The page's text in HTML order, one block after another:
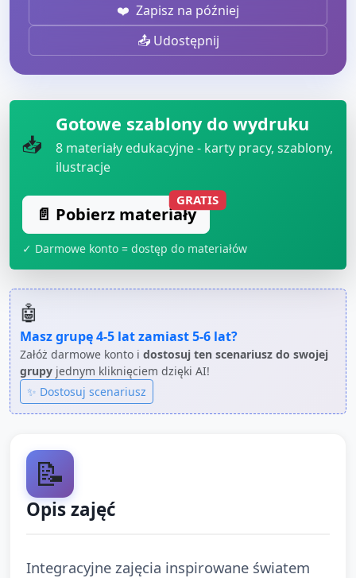
❤️ Zapisz na później
📤 Udostępnij
📥
Gotowe szablony do wydruku
8 materiały edukacyjne - karty pracy, szablony,
ilustracje
📄 Pobierz materiały
GRATIS
✓ Darmowe konto = dostęp do materiałów
🤖
Masz grupę4-5 latzamiast5-6 lat?
Załóż darmowe konto i dostosuj ten scenariusz do swojej
grupy jednym kliknięciem dzięki AI!
✨ Dostosuj scenariusz
📝
Opis zajęć
Integracyjne zajęcia inspirowane światem